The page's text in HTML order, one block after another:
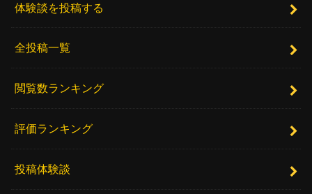
体験談を投稿する
全投稿一覧
閲覧数ランキング
評価ランキング
投稿体験談